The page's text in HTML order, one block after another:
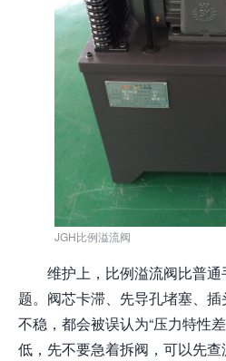
JGH比例溢流阀
维护上，比例溢流阀比普
题。阀芯卡滞、先导孔堵塞、
不稳，都会被误认为“压力特性
低，先不要急着拆阀，可以先